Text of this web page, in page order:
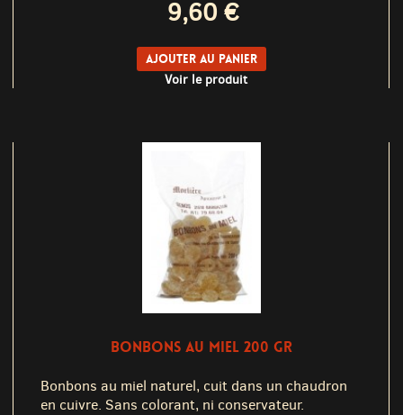
9,60 €
Ajouter au panier
Voir le produit
BONBONS AU MIEL 200 GR
Bonbons au miel naturel, cuit dans un chaudron
en cuivre. Sans colorant, ni conservateur.